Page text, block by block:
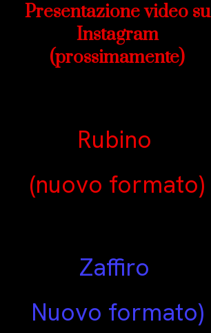
Presentazione video su
Instagram
(prossimamente)
Rubino
(nuovo formato)
Zaffiro
Nuovo formato)